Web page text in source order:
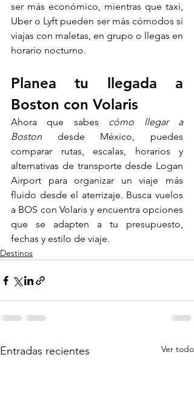
ser más económico, mientras que taxi,
Uber o Lyft pueden ser más cómodos si
viajas con maletas, en grupo o llegas en
horario nocturno.
Planea tu llegada a
Boston con Volaris
Ahora que sabes cómo llegar a
Boston desde México, puedes
comparar rutas, escalas, horarios y
alternativas de transporte desde Logan
Airport para organizar un viaje más
fluido desde el aterrizaje. Busca vuelos
a BOS con Volaris y encuentra opciones
que se adapten a tu presupuesto,
fechas y estilo de viaje.
Destinos
Entradas recientes Ver todo